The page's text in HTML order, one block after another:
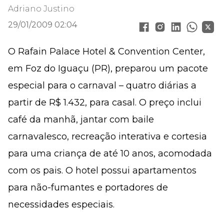
Adriano Justino
29/01/2009 02:04
O Rafain Palace Hotel & Convention Center,
em Foz do Iguaçu (PR), preparou um pacote
especial para o carnaval – quatro diárias a
partir de R$ 1.432, para casal. O preço inclui
café da manhã, jantar com baile
carnavalesco, recreação interativa e cortesia
para uma criança de até 10 anos, acomodada
com os pais. O hotel possui apartamentos
para não-fumantes e portadores de
necessidades especiais.